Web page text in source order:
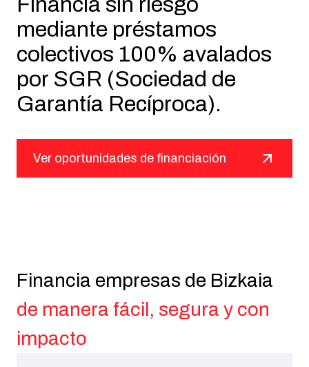
Financia sin riesgo
mediante préstamos
colectivos 100% avalados
por SGR (Sociedad de
Garantía Recíproca).
Ver oportunidades de financiación
Financia empresas de Bizkaia
de manera fácil, segura y con
impacto